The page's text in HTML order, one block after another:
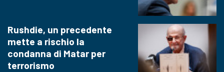
Rushdie, un precedente
mette a rischio la
condanna di Matar per
terrorismo